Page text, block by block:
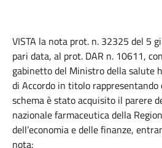
VISTA la nota prot. n. 32325 del 5
pari data, al prot. DAR n. 10611,
gabinetto del Ministro della salute
di Accordo in titolo rappresentando
schema è stato acquisito il parere
nazionale farmaceutica della
dell’economia e delle finanze,
nota;